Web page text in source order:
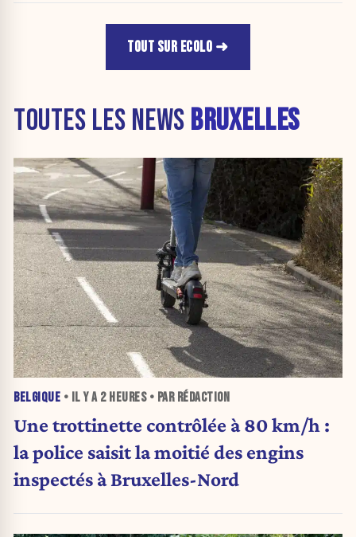
TOUT SUR ECOLO
TOUTES LES NEWS BRUXELLES
BELGIQUE • IL Y A 2 HEURES• PAR RÉDACTION
Une trottinette contrôlée à 80 km/h :
la police saisit la moitié des engins
inspectés à Bruxelles-Nord